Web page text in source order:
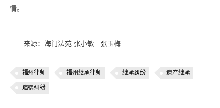
情。
来源：海门法苑 张小敏 张玉梅
福州律师 福州继承律师 继承纠纷 遗产继承
遗嘱纠纷